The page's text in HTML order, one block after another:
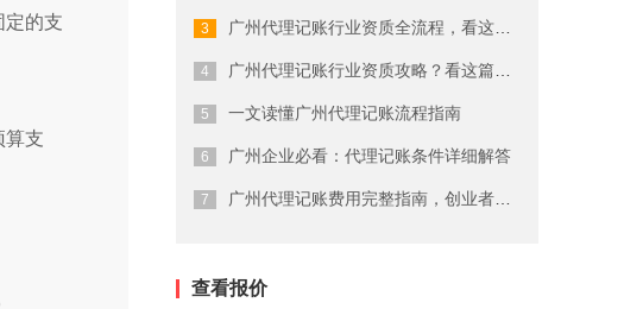
定的支
算支
广州代理公司注册注意事项
在广州注册商标的流程及费用
广州劳务派遣资质申请流程
广州营业执照注销流程
广州会计代理记账公司
广州代理记账行业资质全流程，看这一篇...
广州代理记账行业资质攻略？看这篇就够...
一文读懂广州代理记账流程指南
广州企业必看：代理记账条件详细解答
广州代理记账费用完整指南，创业者必读
查看报价